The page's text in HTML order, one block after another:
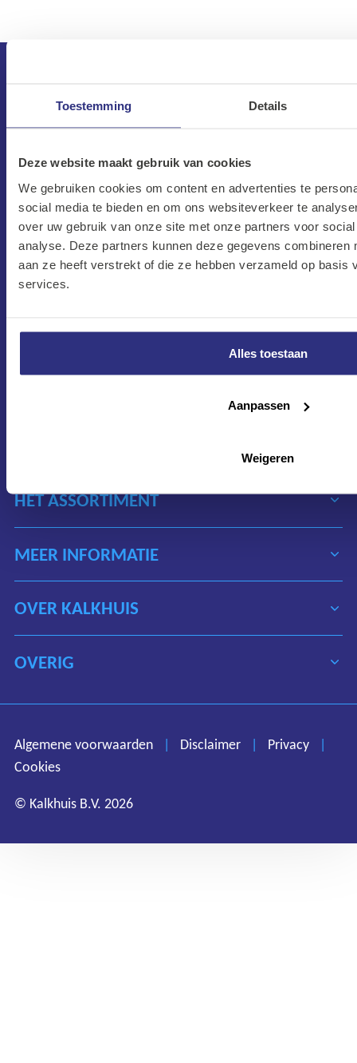
Toestemming Details
Deze website maakt gebruik van cookies
We gebruiken cookies om content en advertenties te
social media te bieden en om ons websiteverkeer te
over uw gebruik van onze site met onze partners voor
analyse. Deze partners kunnen deze gegevens combineren
aan ze heeft verstrekt of die ze hebben verzameld op basis
services.
Alles toestaan
Aanpassen
Weigeren
Disclaimer
Privacy
HET ASSORTIMENT
MEER INFORMATIE
OVER KALKHUIS
CONTACT
Maandag–Vrijdag
7:30 –17:00
Zaterdag
1627 LD Hoorn
OVERIG
Algemene voorwaarden | Disclaimer | Privacy
|
Cookies
© Kalkhuis B.V. 2026